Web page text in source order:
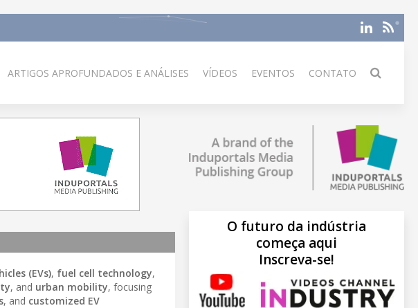
ARTIGOS APROFUNDADOS E ANÁLISES VÍDEOS EVENTOS CONTATO
(EVs), fuel cell technology,
, and urban mobility, focusing
, and customized EV
O futuro da indústria
começa aqui
Inscreva-se!